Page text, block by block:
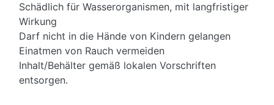
Schädlich für Wasserorganismen, mit langfristiger
Wirkung
Darf nicht in die Hände von Kindern gelangen
Einatmen von Rauch vermeiden
Inhalt/Behälter gemäß lokalen Vorschriften
entsorgen.